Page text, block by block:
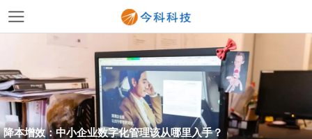
降本增效：中小企业数字化管理该从哪里入手？